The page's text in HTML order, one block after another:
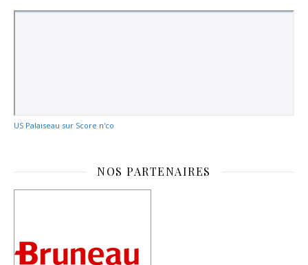
US Palaiseau sur Score n'co
NOS PARTENAIRES